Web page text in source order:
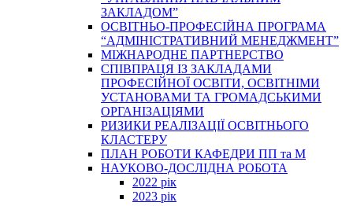
ЗАКЛАДОМ”
ОСВІТНЬО-ПРОФЕСІЙНА ПРОГРАМА
“АДМІНІСТРАТИВНИЙ МЕНЕДЖМЕНТ”
МІЖНАРОДНЕ ПАРТНЕРСТВО
СПІВПРАЦЯ ІЗ ЗАКЛАДАМИ
ПРОФЕСІЙНОЇ ОСВІТИ, ОСВІТНІМИ
УСТАНОВАМИ ТА ГРОМАДСЬКИМИ
ОРГАНІЗАЦІЯМИ
РИЗИКИ РЕАЛІЗАЦІЇ ОСВІТНЬОГО
КЛАСТЕРУ
ПЛАН РОБОТИ КАФЕДРИ ПП та М
НАУКОВО-ДОСЛІДНА РОБОТА
2022 рік
2023 рік